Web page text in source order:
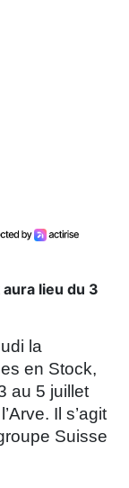
lieu du 3
la
en Stock,
au 5 juillet
Il s’agit
Suisse